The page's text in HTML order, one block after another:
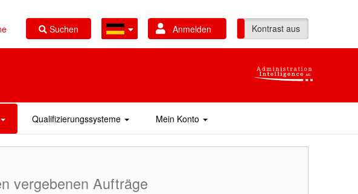
Suchen Anmelden
Kontrast ein Kontrast aus
Qualifizierungssysteme Mein Konto
vergebenen Aufträge